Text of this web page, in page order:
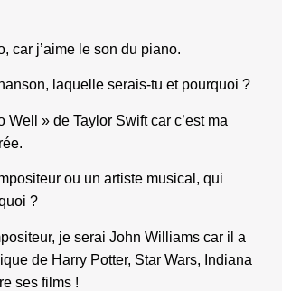
car j’aime le son du piano.
laquelle serais-tu et pourquoi ?
Well » de Taylor Swift car c’est ma
ou un artiste musical, qui
?
je serai John Williams car il a
de Harry Potter, Star Wars, Indiana
ses films !